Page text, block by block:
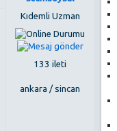
Kıdemli Uzman
133 ileti
ankara / sincan